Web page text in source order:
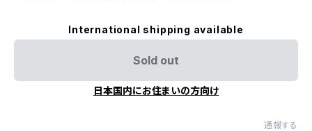
International shipping available
Sold out
日本国内にお住まいの方向け
通報する